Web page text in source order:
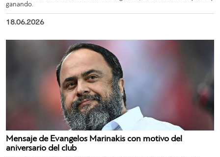
ganando.
18.06.2026
Mensaje de Evangelos Marinakis con motivo del
aniversario del club